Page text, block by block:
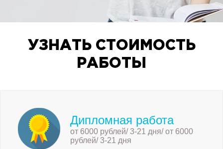
УЗНАТЬ СТОИМОСТЬ
РАБОТЫ
Дипломная работа
от 6000 рублей/ 3-21 дня/ от 6000
рублей/ 3-21 дня